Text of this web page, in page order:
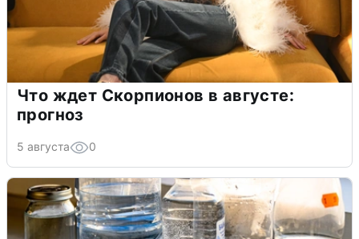
Что ждет Скорпионов в августе:
прогноз
5 августа 0